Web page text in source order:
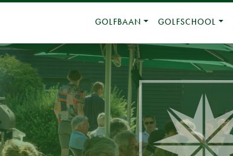
GOLFBAAN GOLFSCHOOL